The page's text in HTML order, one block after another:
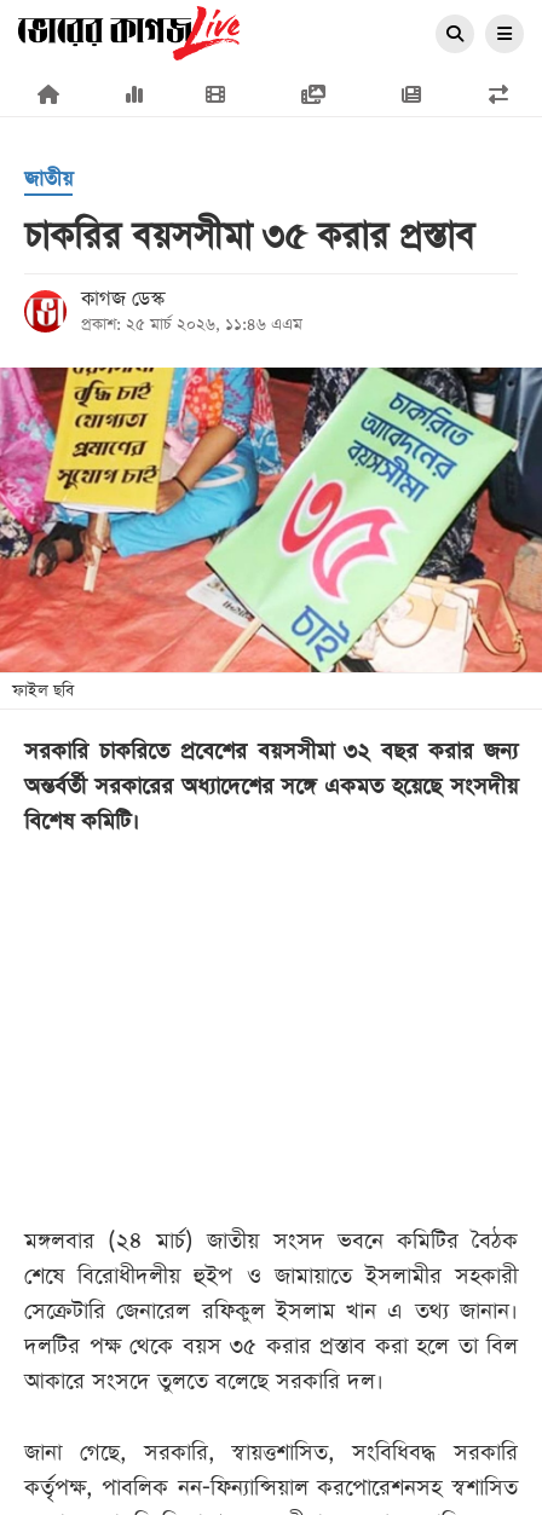
×
প্রচ্ছদ
রাজনীতি
অর্থনীতি
আন্তর্জাতিক
সারাদেশ
খেলা
বিনোদন
লাইফ
স্টাইল
তথ্যপ্রযুক্তি
সব
ই-
পেপার
জাতীয়
চাকরির বয়সসীমা ৩৫ করার প্রস্তাব
কাগজ ডেস্ক
প্রকাশ: ২৫ মার্চ ২০২৬, ১১:৪৬ এএম
ফাইল ছবি
সরকারি চাকরিতে প্রবেশের বয়সসীমা ৩২ বছর করার জন্য
অন্তর্বর্তী সরকারের অধ্যাদেশের সঙ্গে একমত হয়েছে সংসদীয়
বিশেষ কমিটি।
মঙ্গলবার (২৪ মার্চ) জাতীয় সংসদ ভবনে কমিটির বৈঠক
শেষে বিরোধীদলীয় হুইপ ও জামায়াতে ইসলামীর সহকারী
সেক্রেটারি জেনারেল রফিকুল ইসলাম খান এ তথ্য জানান।
দলটির পক্ষ থেকে বয়স ৩৫ করার প্রস্তাব করা হলে তা বিল
আকারে সংসদে তুলতে বলেছে সরকারি দল।
জানা গেছে, সরকারি, স্বায়ত্তশাসিত, সংবিধিবদ্ধ সরকারি
কর্তৃপক্ষ, পাবলিক নন-ফিন্যান্সিয়াল করপোরেশনসহ স্বশাসিত